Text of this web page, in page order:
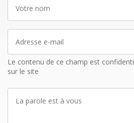
nom
mail
Le contenu de ce champ est
sur le site
parole